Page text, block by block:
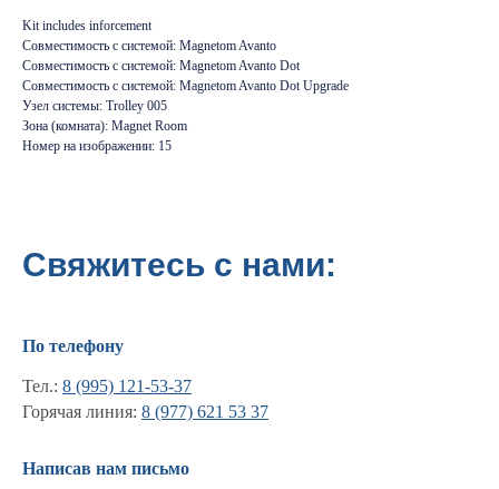
Kit includes inforcement
Совместимость с системой: Magnetom Avanto
Совместимость с системой: Magnetom Avanto Dot
Совместимость с системой: Magnetom Avanto Dot Upgrade
Узел системы: Trolley 005
Зона (комната): Magnet Room
Номер на изображении: 15
Свяжитесь с нами:
По телефону
Тел.: 8 (995) 121-53-37
Горячая линия: 8 (977) 621 53 37
Написав нам письмо
Информация